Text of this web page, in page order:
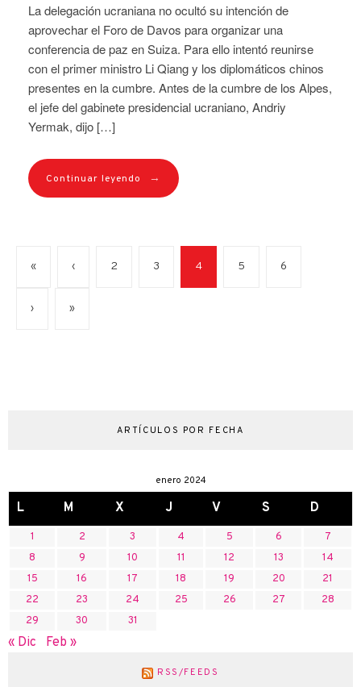
La delegación ucraniana no ocultó su intención de
aprovechar el Foro de Davos para organizar una
conferencia de paz en Suiza. Para ello intentó reunirse
con el primer ministro Li Qiang y los diplomáticos chinos
presentes en la cumbre. Antes de la cumbre de los Alpes,
el jefe del gabinete presidencial ucraniano, Andriy
Yermak, dijo […]
Continuar leyendo →
« ‹ 2 3 4 5 6
› »
ARTÍCULOS POR FECHA
enero 2024
L M X J V S D
1 2 3 4 5 6
7
8
9 10 11 12 13
14
15
16 17 18 19 20
21
22
23 24 25 26 27
28
29
30 31
« Dic Feb »
RSS/FEEDS